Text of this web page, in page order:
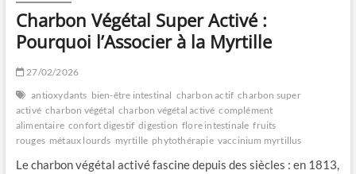
Charbon Végétal Super Activé :
Pourquoi l’Associer à la Myrtille
27/02/2026
antioxydants bien-être intestinal charbon actif charbon super
activé charbon végétal charbon végétal activé complément
alimentaire confort digestif digestion flore intestinale fruits
rouges métaux lourds myrtille phytothérapie vaccinium myrtillus
Le charbon végétal activé fascine depuis des siècles : en 1813,